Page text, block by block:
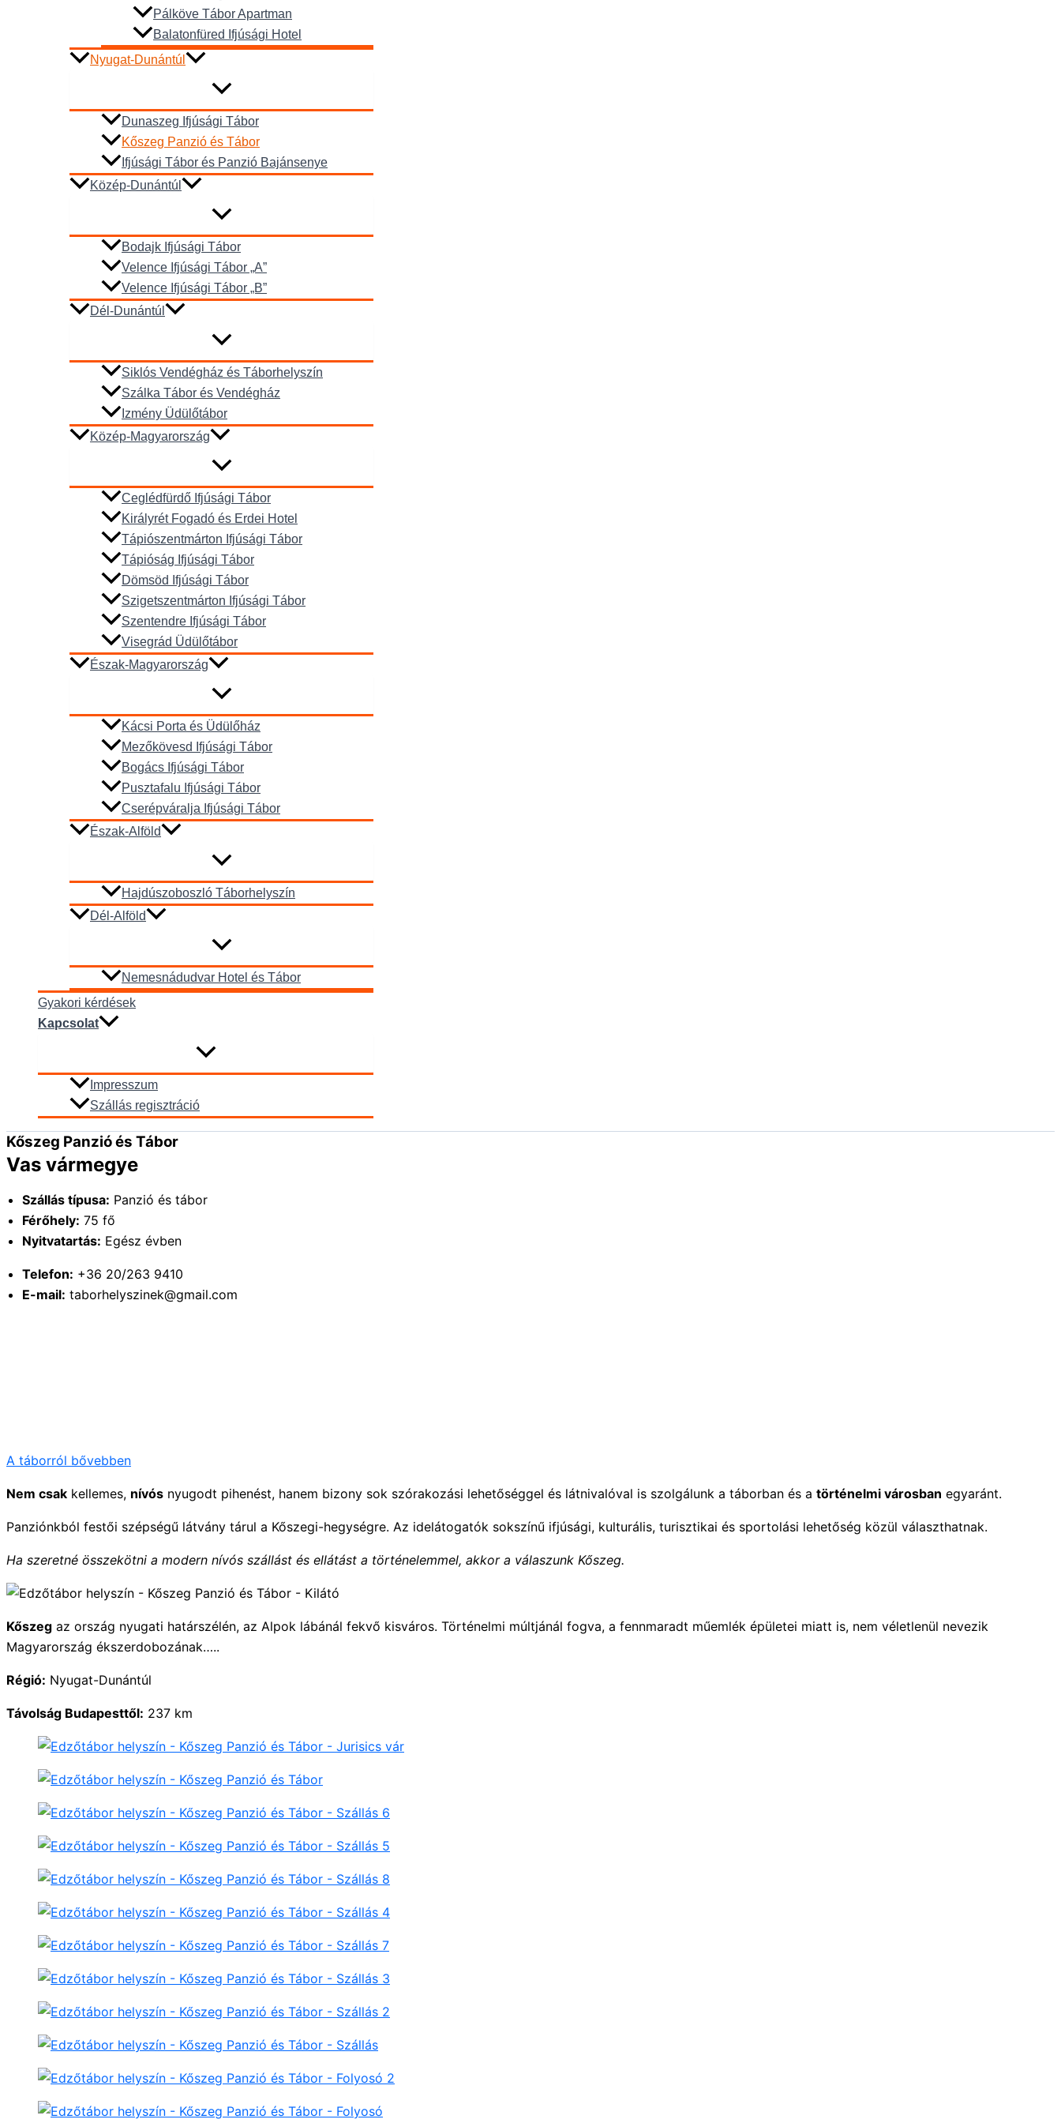
Pálköve Tábor Apartman
Balatonfüred Ifjúsági Hotel
Nyugat-Dunántúl
Dunaszeg Ifjúsági Tábor
Kőszeg Panzió és Tábor
Ifjúsági Tábor és Panzió Bajánsenye
Közép-Dunántúl
Bodajk Ifjúsági Tábor
Velence Ifjúsági Tábor „A”
Velence Ifjúsági Tábor „B”
Dél-Dunántúl
Siklós Vendégház és Táborhelyszín
Szálka Tábor és Vendégház
Izmény Üdülőtábor
Közép-Magyarország
Ceglédfürdő Ifjúsági Tábor
Királyrét Fogadó és Erdei Hotel
Tápiószentmárton Ifjúsági Tábor
Tápióság Ifjúsági Tábor
Dömsöd Ifjúsági Tábor
Szigetszentmárton Ifjúsági Tábor
Szentendre Ifjúsági Tábor
Visegrád Üdülőtábor
Észak-Magyarország
Kácsi Porta és Üdülőház
Mezőkövesd Ifjúsági Tábor
Bogács Ifjúsági Tábor
Pusztafalu Ifjúsági Tábor
Cserépváralja Ifjúsági Tábor
Észak-Alföld
Hajdúszoboszló Táborhelyszín
Dél-Alföld
Nemesnádudvar Hotel és Tábor
Gyakori kérdések
Kapcsolat
Impresszum
Szállás regisztráció
Kőszeg Panzió és Tábor
Vas vármegye
Szállás típusa: Panzió és tábor
Férőhely: 75 fő
Nyitvatartás: Egész évben
Telefon: +36 20/263 9410
E-mail: taborhelyszinek@gmail.com
A táborról bővebben
Nem csak kellemes, nívós nyugodt pihenést, hanem bizony sok szórakozási lehetőséggel és látnivalóval is szolgálunk a táborban és a történelmi városban egyaránt.
Panziónkból festői szépségű látvány tárul a Kőszegi-hegységre. Az idelátogatók sokszínű ifjúsági, kulturális, turisztikai és sportolási lehetőség közül választhatnak.
Ha szeretné összekötni a modern nívós szállást és ellátást a történelemmel, akkor a válaszunk Kőszeg.
Kőszeg az ország nyugati határszélén, az Alpok lábánál fekvő kisváros. Történelmi múltjánál fogva, a fennmaradt műemlék épületei miatt is, nem véletlenül nevezik
Magyarország ékszerdobozának…..
Régió: Nyugat-Dunántúl
Távolság Budapesttől: 237 km